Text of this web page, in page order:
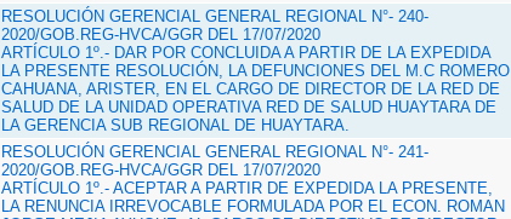
RESOLUCIÓN GERENCIAL GENERAL REGIONAL N°- 240-
2020/GOB.REG-HVCA/GGR DEL 17/07/2020
ARTÍCULO 1º.- DAR POR CONCLUIDA A PARTIR DE LA EXPEDIDA
LA PRESENTE RESOLUCIÓN, LA DEFUNCIONES DEL M.C ROMERO
CAHUANA, ARISTER, EN EL CARGO DE DIRECTOR DE LA RED DE
SALUD DE LA UNIDAD OPERATIVA RED DE SALUD HUAYTARA DE
LA GERENCIA SUB REGIONAL DE HUAYTARA.
RESOLUCIÓN GERENCIAL GENERAL REGIONAL N°- 241-
2020/GOB.REG-HVCA/GGR DEL 17/07/2020
ARTÍCULO 1º.- ACEPTAR A PARTIR DE EXPEDIDA LA PRESENTE,
LA RENUNCIA IRREVOCABLE FORMULADA POR EL ECON. ROMAN